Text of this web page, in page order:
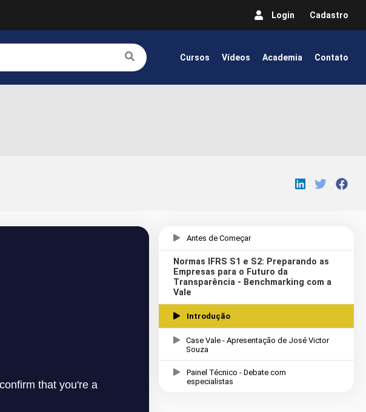
Login Cadastro
Cursos Vídeos Academia Contato
Antes de Começar
Normas IFRS S1 e S2: Preparando as
Empresas para o Futuro da
Transparência - Benchmarking com a
Vale
Introdução
Case Vale - Apresentação de José Victor
Souza
Painel Técnico - Debate com
especialistas